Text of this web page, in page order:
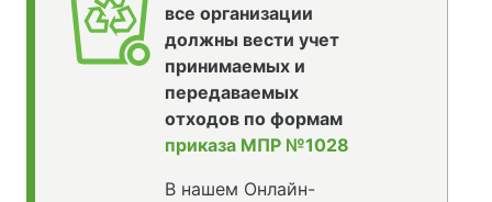
все организации
должны вести учет
принимаемых и
передаваемых
отходов по формам
приказа МПР №1028
В нашем Онлайн-